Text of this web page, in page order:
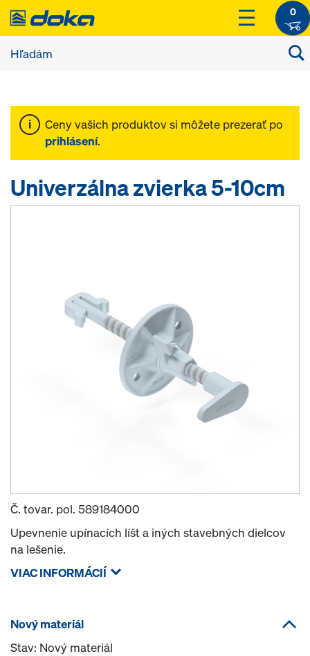
0
Ceny vašich produktov si môžete prezerať po
prihlásení.
Univerzálna zvierka 5-10cm
Č. tovar. pol. 589184000
Upevnenie upínacích líšt a iných stavebných dielcov
na lešenie.
VIAC INFORMÁCIÍ
Nový materiál
Stav: Nový materiál